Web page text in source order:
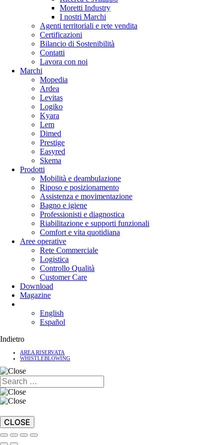
Moretti Industry
I nostri Marchi
Agenti territoriali e rete vendita
Certificazioni
Bilancio di Sostenibilità
Contatti
Lavora con noi
Marchi
Mopedia
Ardea
Levitas
Logiko
Kyara
Lem
Dimed
Prestige
Easyred
Skema
Prodotti
Mobilità e deambulazione
Riposo e posizionamento
Assistenza e movimentazione
Bagno e igiene
Professionisti e diagnostica
Riabilitazione e supporti funzionali
Comfort e vita quotidiana
Aree operative
Rete Commerciale
Logistica
Controllo Qualità
Customer Care
Download
Magazine
English
Español
Indietro
AREA RISERVATA
WHISTLEBLOWING
CLOSE